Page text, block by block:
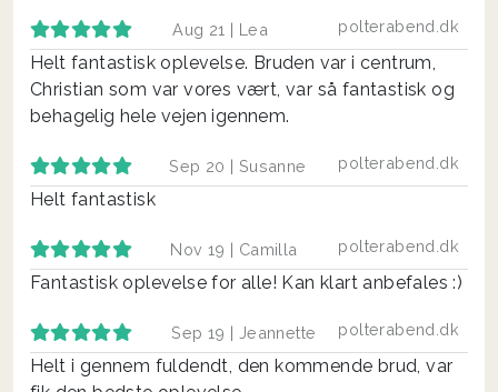
polterabend.dk
Aug 21 | Lea
Helt fantastisk oplevelse. Bruden var i centrum,
Christian som var vores vært, var så fantastisk og
behagelig hele vejen igennem.
polterabend.dk
Sep 20 | Susanne
Helt fantastisk
polterabend.dk
Nov 19 | Camilla
Fantastisk oplevelse for alle! Kan klart anbefales :)
polterabend.dk
Sep 19 | Jeannette
Helt i gennem fuldendt, den kommende brud, var